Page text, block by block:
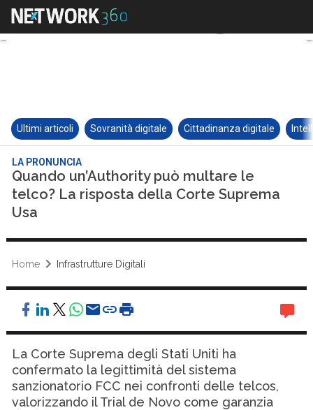
Ultimi articoli Sovranità digitale Cittadinanza digitale
LA PRONUNCIA
Quando un’Authority può multare le
telco? La risposta della Corte Suprema
Usa
Home Infrastrutture Digitali
La Corte Suprema degli Stati Uniti ha
confermato la legittimità del sistema
sanzionatorio FCC nei confronti delle telcos,
valorizzando il Trial de Novo come garanzia